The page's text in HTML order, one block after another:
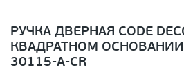
РУЧКА ДВЕРНАЯ CODE
КВАДРАТНОМ ОСНОВАНИИ
30115-A-CR